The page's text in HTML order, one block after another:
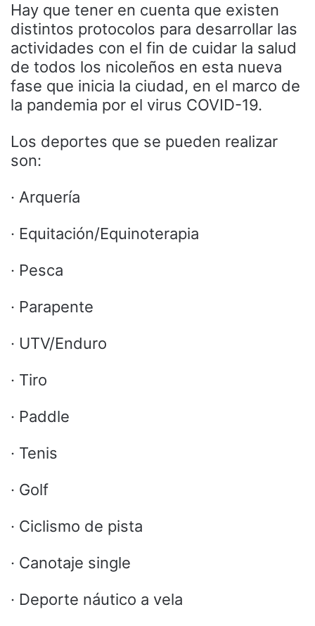
Hay que tener en cuenta que existen
distintos protocolos para desarrollar las
actividades con el fin de cuidar la salud
de todos los nicoleños en esta nueva
fase que inicia la ciudad, en el marco de
la pandemia por el virus COVID-19.
Los deportes que se pueden realizar
son:
· Arquería
· Equitación/Equinoterapia
· Pesca
· Parapente
· UTV/Enduro
· Tiro
· Paddle
· Tenis
· Golf
· Ciclismo de pista
· Canotaje single
· Deporte náutico a vela